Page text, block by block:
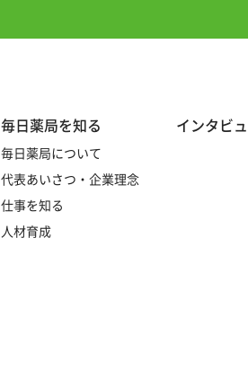
毎日薬局を知る
毎日薬局について
代表あいさつ・企業理念
仕事を知る
人材育成
インタビ